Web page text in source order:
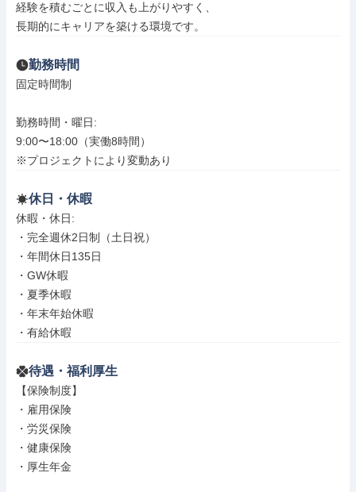
経験を積むごとに収入も上がりやすく、
長期的にキャリアを築ける環境です。
勤務時間
固定時間制
勤務時間・曜日:
9:00〜18:00（実働8時間）
※プロジェクトにより変動あり
休日・休暇
休暇・休日:
・完全週休2日制（土日祝）
・年間休日135日
・GW休暇
・夏季休暇
・年末年始休暇
・有給休暇
待遇・福利厚生
【保険制度】
・雇用保険
・労災保険
・健康保険
・厚生年金